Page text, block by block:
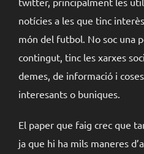
notícies a les que tinc
món del futbol. No soc una
contingut, tinc les xarxes
demes, de informació i
interesants o buniques.
El paper que faig crec que
ja que hi ha mils maneres